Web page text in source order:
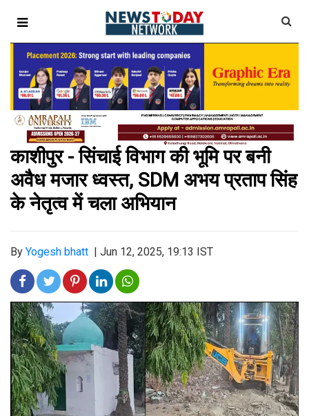
काशीपुर - सिंचाई विभाग की भूमि पर बनी
अवैध मजार ध्वस्त, SDM अभय प्रताप सिंह
के नेतृत्व में चला अभियान
By Yogesh bhatt Jun 12, 2025, 19:13 IST